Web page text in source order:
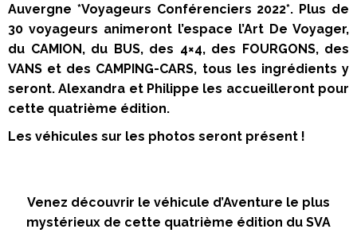
Auvergne *Voyageurs Conférenciers 2022*. Plus de
30 voyageurs animeront l’espace l’Art De Voyager,
du CAMION, du BUS, des 4×4, des FOURGONS, des
VANS et des CAMPING-CARS, tous les ingrédients y
seront. Alexandra et Philippe les accueilleront pour
cette quatrième édition.
Les véhicules sur les photos seront présent !
Venez découvrir le véhicule d’Aventure le plus
mystérieux de cette quatrième édition du SVA